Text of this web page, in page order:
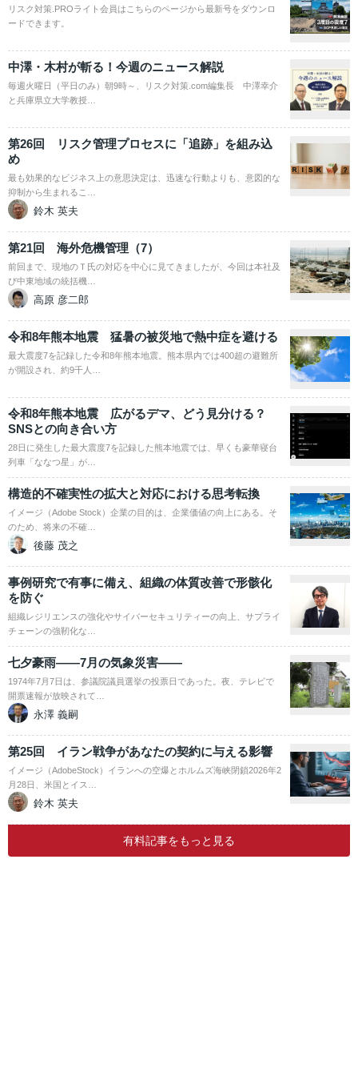
リスク対策.PROライト会員はこちらのページから最新号をダウンロ
ードできます。
中澤・木村が斬る！今週のニュース解説
毎週火曜日（平日のみ）朝9時～、リスク対策.com編集長 中澤幸介
と兵庫県立大学教授…
第26回 リスク管理プロセスに「追跡」を組み込
め
最も効果的なビジネス上の意思決定は、迅速な行動よりも、意図的な
抑制から生まれるこ…
鈴木 英夫
第21回 海外危機管理（7）
前回まで、現地のＴ氏の対応を中心に見てきましたが、今回は本社及
び中東地域の統括機…
高原 彦二郎
令和8年熊本地震 猛暑の被災地で熱中症を避ける
最大震度7を記録した令和8年熊本地震。熊本県内では400超の避難所
が開設され、約9千人…
令和8年熊本地震 広がるデマ、どう見分ける？
SNSとの向き合い方
28日に発生した最大震度7を記録した熊本地震では、早くも豪華寝台
列車「ななつ星」が…
構造的不確実性の拡大と対応における思考転換
イメージ（Adobe Stock）企業の目的は、企業価値の向上にある。そ
のため、将来の不確…
後藤 茂之
事例研究で有事に備え、組織の体質改善で形骸化
を防ぐ
組織レジリエンスの強化やサイバーセキュリティーの向上、サプライ
チェーンの強靭化な…
七夕豪雨――7月の気象災害――
1974年7月7日は、参議院議員選挙の投票日であった。夜、テレビで
開票速報が放映されて…
永澤 義嗣
第25回 イラン戦争があなたの契約に与える影響
イメージ（AdobeStock）イランへの空爆とホルムズ海峡閉鎖2026年2
月28日、米国とイス…
鈴木 英夫
有料記事をもっと見る